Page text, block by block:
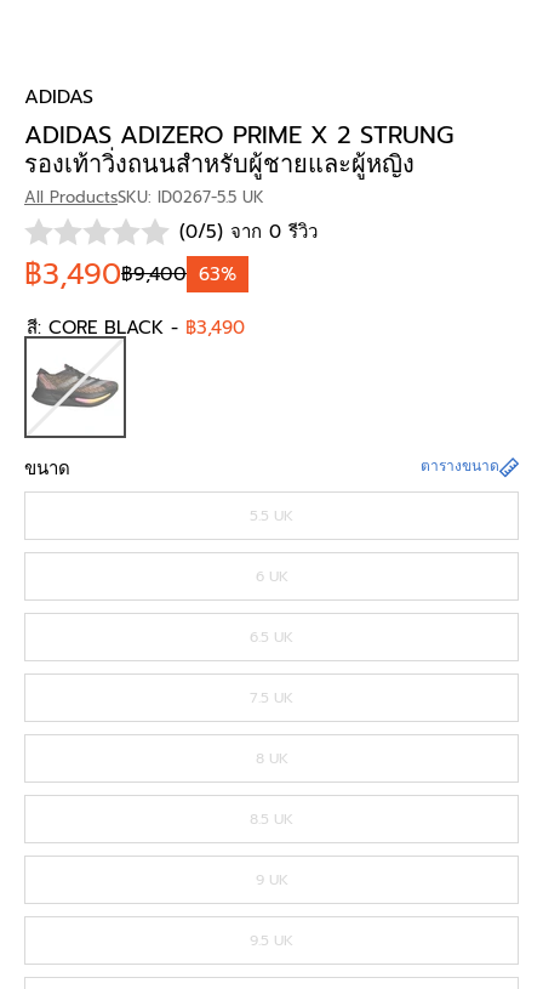
ADIDAS
ADIDAS ADIZERO PRIME X 2 STRUNG
รองเท้าวิ่งถนนสำหรับผู้ชายและผู้หญิง
All ProductsSKU: ID0267-5.5 UK
(0/5) จาก 0 รีวิว
฿3,490฿9,400 63%
สี: CORE BLACK - ฿3,490
ขนาด ตารางขนาด
5.5 UK
6 UK
6.5 UK
7.5 UK
8 UK
8.5 UK
9 UK
9.5 UK